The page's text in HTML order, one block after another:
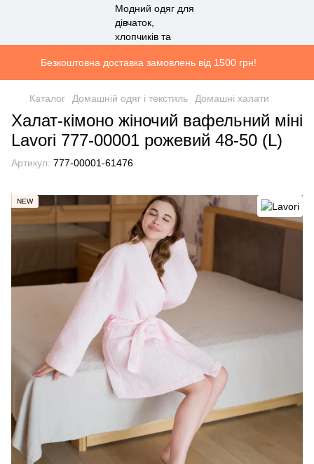
Безкоштовна доставка замовлень від 1500 грн!
Каталог Домашній одяг і текстиль Домашні халати
Халат-кімоно жіночий вафельний міні
Lavori 777-00001 рожевий 48-50 (L)
Артикул: 777-00001-61476
NEW